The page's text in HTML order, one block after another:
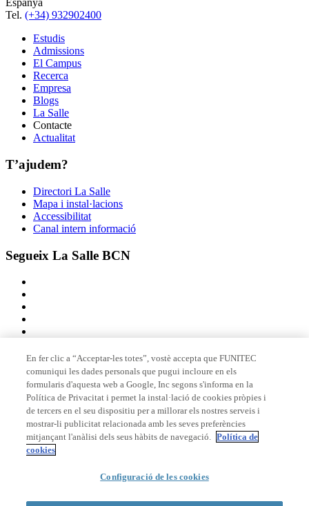
Espanya
Tel. (+34) 932902400
Estudis
Admissions
El Campus
Recerca
Empresa
Blogs
La Salle
Contacte
Actualitat
T’ajudem?
Directori La Salle
Mapa i instal·lacions
Accessibilitat
Canal intern informació
Segueix La Salle BCN
Membre de
Acreditacions
© 2026 La Salle Campus Barcelona - URL |Avís legal
En fer clic a “Acceptar-les totes”, vostè accepta que FUNITEC
comuniqui les dades personals que pugui incloure en els
formularis d'aquesta web a Google, Inc segons s'informa en la
Política de Privacitat i permet la instal·lació de cookies pròpies i
de tercers en el seu dispositiu per a millorar els nostres serveis i
mostrar-li publicitat relacionada amb les seves preferències
mitjançant l'anàlisi dels seus hàbits de navegació. Política de
cookies
Configuració de les cookies